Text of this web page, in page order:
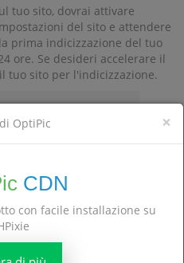
tuo sito, dovrai attivare
del sito e attendere
prima indicizzazione del tuo
ore. Se desideri accelerare il
tuo sito per l'indicizzazione.
il sistema
(il numero di gigabyte) che si
nella scheda
×
OptiPic
CDN
con facile installazione su